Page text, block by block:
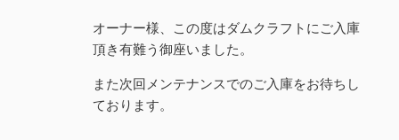
オーナー様、この度はダムクラフトにご入庫
頂き有難う御座いました。
また次回メンテナンスでのご入庫をお待ちし
ております。